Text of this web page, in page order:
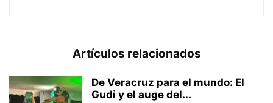
Artículos relacionados
De Veracruz para el mundo: El
Gudi y el auge del...